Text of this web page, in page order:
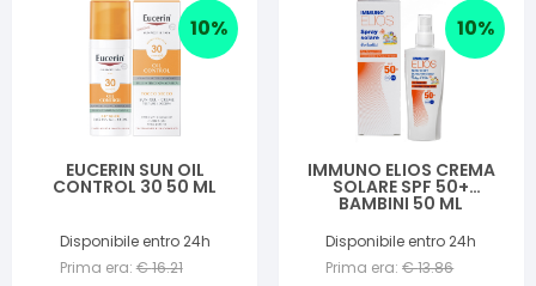
10%
EUCERIN SUN OIL
CONTROL 30 50 ML
Disponibile entro 24h
Prima era: €16.21
10%
IMMUNO ELIOS CREMA
SOLARE SPF 50+
BAMBINI 50 ML
Disponibile entro 24h
Prima era: €13.86